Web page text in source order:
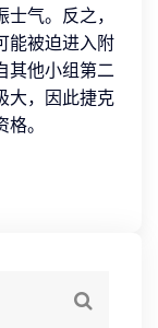
气。反之，
能被迫进入附
其他小组第二
大，因此捷克
。